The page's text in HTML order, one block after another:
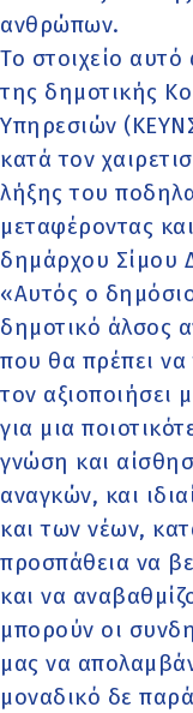
ανθρώπων.
Το στοιχείο αυτό
της δημοτικής
Υπηρεσιών
κατά τον
λήξης του
μεταφέροντας
δημάρχου Σίμου
«Αυτός ο
δημοτικό άλσος
που θα πρέπει να
τον αξιοποιήσει
για μια
γνώση και
αναγκών, και
και των νέων,
προσπάθεια να
και να
μπορούν οι
μας να
μοναδικό δε